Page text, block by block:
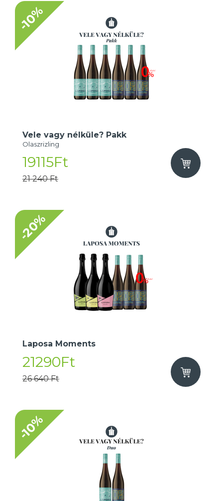
-10%
Vele vagy nélküle? Pakk
Olaszrizling
19115Ft
21 240 Ft
-20%
Laposa Moments
21290Ft
26 640 Ft
-10%